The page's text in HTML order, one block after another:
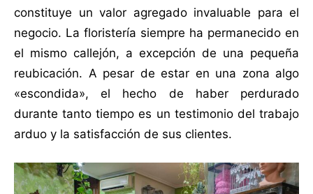
constituye un valor agregado invaluable para el
negocio. La floristería siempre ha permanecido en
el mismo callejón, a excepción de una pequeña
reubicación. A pesar de estar en una zona algo
«escondida», el hecho de haber perdurado
durante tanto tiempo es un testimonio del trabajo
arduo y la satisfacción de sus clientes.